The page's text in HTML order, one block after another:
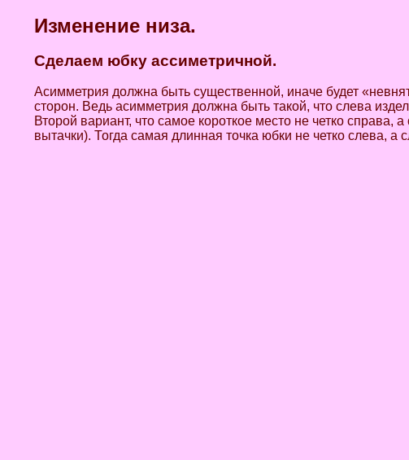
Изменение низа.
Сделаем юбку ассиметричной.
Асимметрия должна быть существенной, иначе будет
сторон. Ведь асимметрия должна быть такой, что слева
Второй вариант, что самое короткое место не четко
вытачки). Тогда самая длинная точка юбки не четко слева,